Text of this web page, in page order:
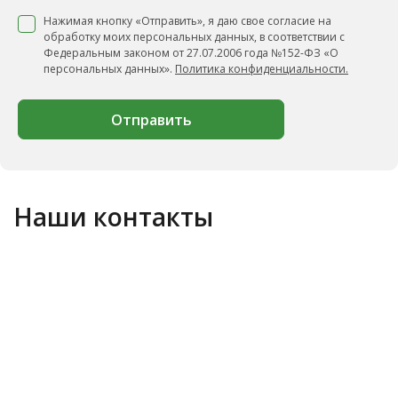
Нажимая кнопку «Отправить», я даю свое согласие на
обработку моих персональных данных, в соответствии с
Федеральным законом от 27.07.2006 года №152-ФЗ «О
персональных данных». Политика конфиденциальности.
Отправить
Наши контакты